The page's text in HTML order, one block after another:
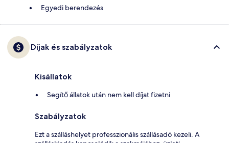
Egyedi berendezés
Díjak és szabályzatok
Kisállatok
Segítő állatok után nem kell díjat fizetni
Szabályzatok
Ezt a szálláshelyet professzionális szállásadó kezeli. A